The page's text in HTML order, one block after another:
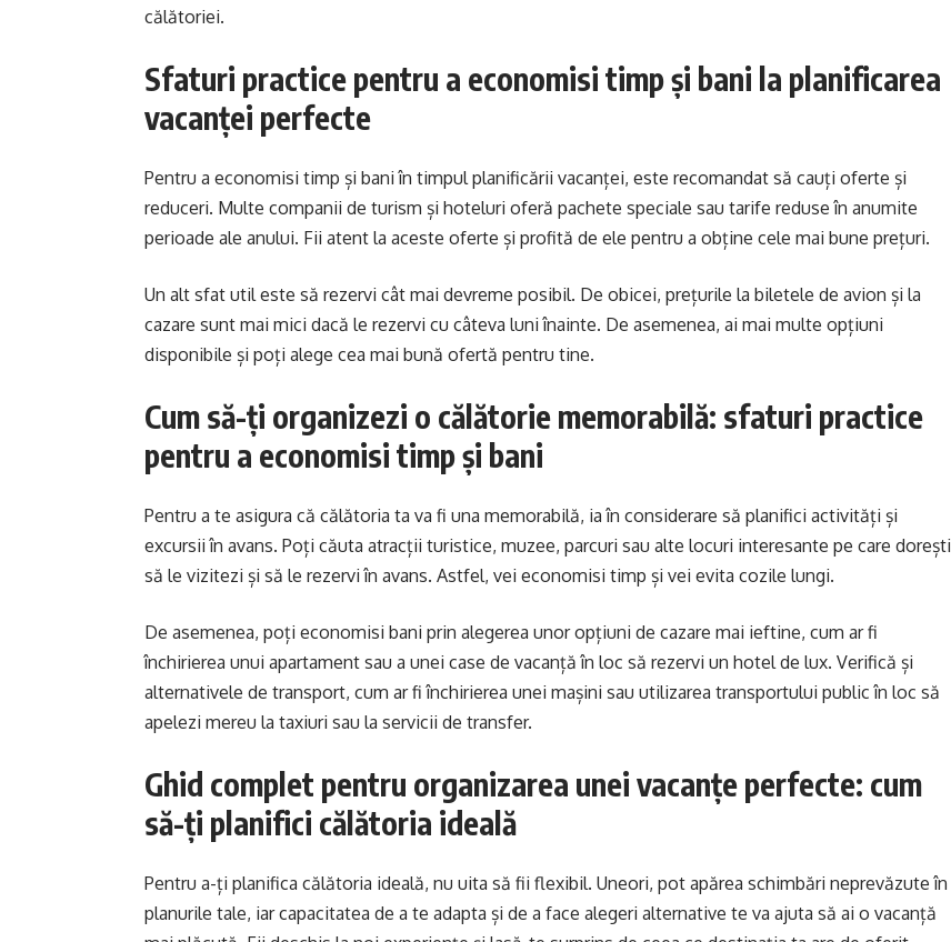
călătoriei.
Sfaturi practice pentru a economisi timp și bani la planificarea
vacanței perfecte
Pentru a economisi timp și bani în timpul planificării vacanței, este recomandat să cauți oferte și
reduceri. Multe companii de turism și hoteluri oferă pachete speciale sau tarife reduse în anumite
perioade ale anului. Fii atent la aceste oferte și profită de ele pentru a obține cele mai bune prețuri.
Un alt sfat util este să rezervi cât mai devreme posibil. De obicei, prețurile la biletele de avion și la
cazare sunt mai mici dacă le rezervi cu câteva luni înainte. De asemenea, ai mai multe opțiuni
disponibile și poți alege cea mai bună ofertă pentru tine.
Cum să-ți organizezi o călătorie memorabilă: sfaturi practice
pentru a economisi timp și bani
Pentru a te asigura că călătoria ta va fi una memorabilă, ia în considerare să planifici activități și
excursii în avans. Poți căuta atracții turistice, muzee, parcuri sau alte locuri interesante pe care dorești
să le vizitezi și să le rezervi în avans. Astfel, vei economisi timp și vei evita cozile lungi.
De asemenea, poți economisi bani prin alegerea unor opțiuni de cazare mai ieftine, cum ar fi
închirierea unui apartament sau a unei case de vacanță în loc să rezervi un hotel de lux. Verifică și
alternativele de transport, cum ar fi închirierea unei mașini sau utilizarea transportului public în loc să
apelezi mereu la taxiuri sau la servicii de transfer.
Ghid complet pentru organizarea unei vacanțe perfecte: cum
să-ți planifici călătoria ideală
Pentru a-ți planifica călătoria ideală, nu uita să fii flexibil. Uneori, pot apărea schimbări neprevăzute în
planurile tale, iar capacitatea de a te adapta și de a face alegeri alternative te va ajuta să ai o vacanță